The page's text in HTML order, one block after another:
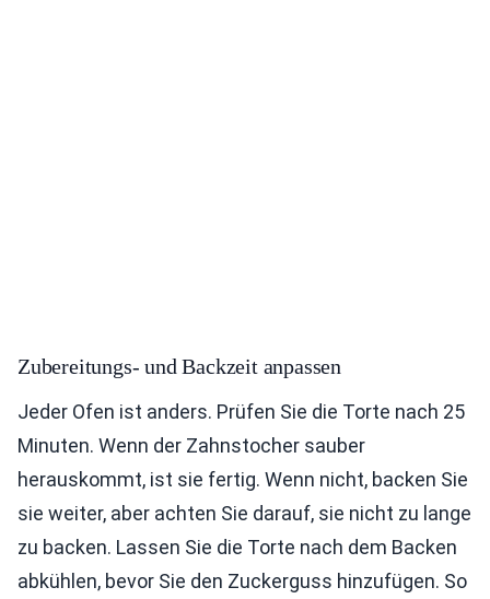
Zubereitungs- und Backzeit anpassen
Jeder Ofen ist anders. Prüfen Sie die Torte nach 25
Minuten. Wenn der Zahnstocher sauber
herauskommt, ist sie fertig. Wenn nicht, backen Sie
sie weiter, aber achten Sie darauf, sie nicht zu lange
zu backen. Lassen Sie die Torte nach dem Backen
abkühlen, bevor Sie den Zuckerguss hinzufügen. So